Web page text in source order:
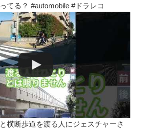
てる？ #automobile #ドラレコ
横断歩道を渡る人にジェスチャーさ